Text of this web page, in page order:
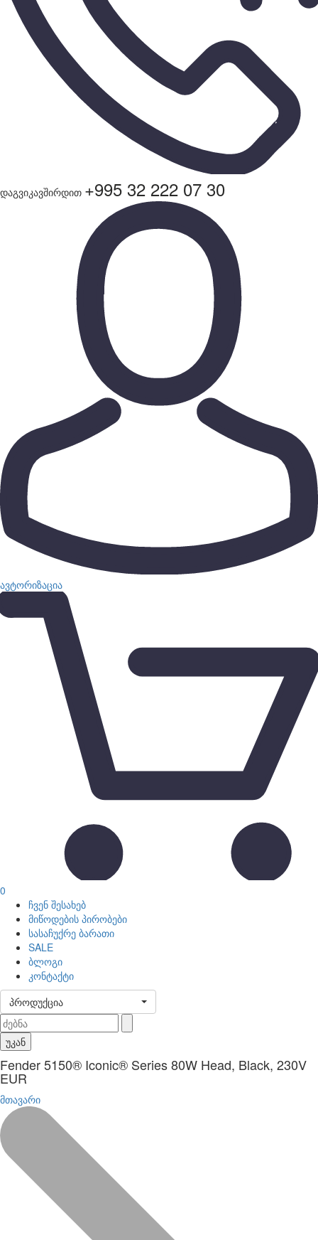
დაგვიკავშირდით +995 32 222 07 30
ავტორიზაცია
0
ჩვენ შესახებ
მიწოდების პირობები
სასაჩუქრე ბარათი
SALE
ბლოგი
კონტაქტი
პროდუქცია
უკან
Fender 5150® Iconic® Series 80W Head, Black, 230V
EUR
მთავარი